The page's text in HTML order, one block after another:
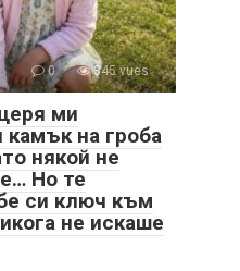
0 345 vues
ми
на гроба
някой не
Но те
си ключ към
не искаше